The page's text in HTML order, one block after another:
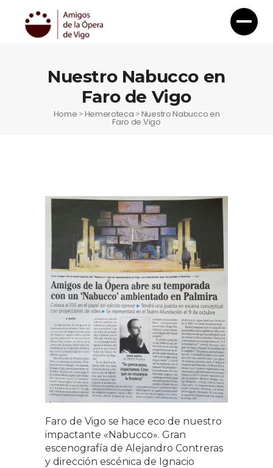
Nuestro Nabucco en
Faro de Vigo
Home >Hemeroteca >Nuestro Nabucco en
Faro de Vigo
Faro de Vigo se hace eco de nuestro
impactante «Nabucco». Gran
escenografía de Alejandro Contreras
y dirección escénica de Ignacio